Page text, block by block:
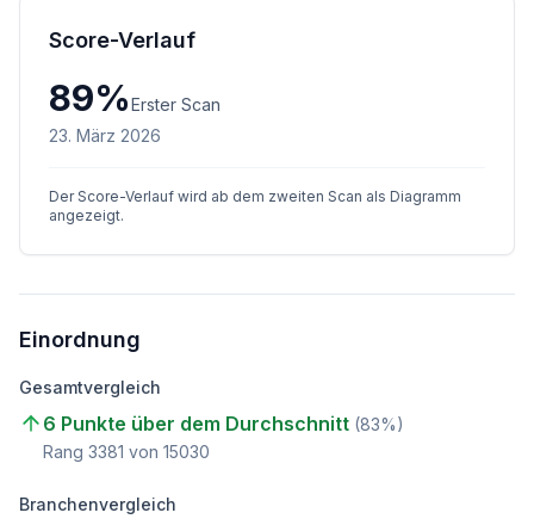
Score-Verlauf
89%Erster Scan
23. März 2026
Der Score-Verlauf wird ab dem zweiten Scan als Diagramm
angezeigt.
Einordnung
Gesamtvergleich
6 Punkte über dem Durchschnitt (83%)
Rang 3381 von 15030
Branchenvergleich